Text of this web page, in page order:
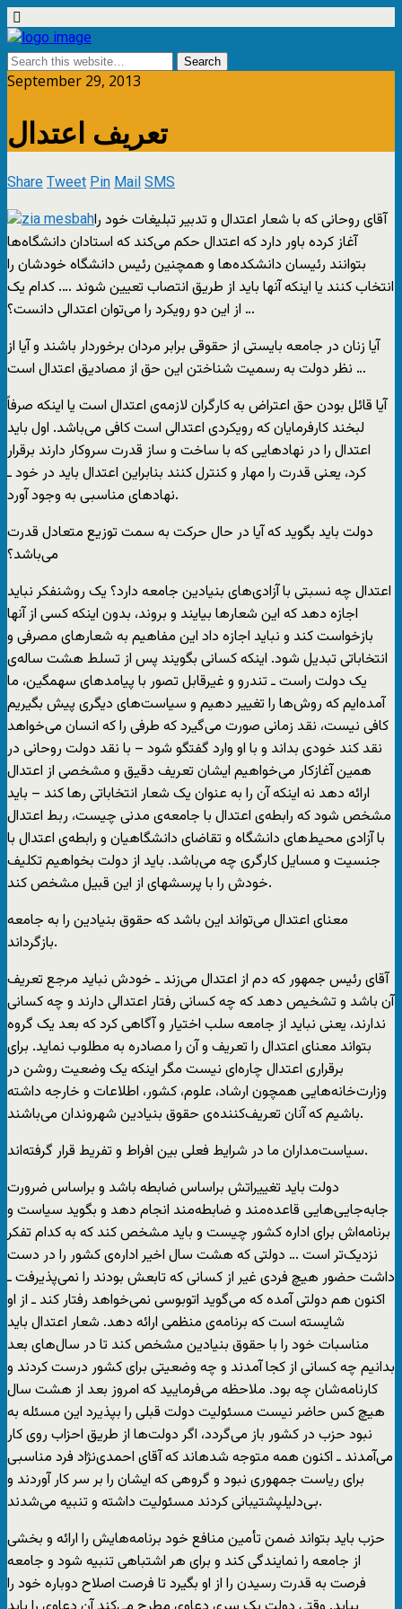
September 29, 2013
تعریف اعتدال
ShareTweetPinMailSMS
آقای روحانی که با شعار اعتدال و تدبیر تبلیغات خود را
آغاز کرده باور دارد که اعتدال حکم می‌کند که استادان دانشگاه‌ها
بتوانند رئیسان دانشکده‌ها و همچنین رئیس دانشگاه خودشان را
انتخاب کنند یا اینکه آنها باید از طریق انتصاب تعیین شوند …. کدام یک
از این دو رویکرد را می‌توان اعتدالی دانست؟ …
آیا زنان در جامعه بایستی از حقوقی برابر مردان برخوردار باشند و آیا از
نظر دولت به رسمیت شناختن این حق از مصادیق اعتدال است …
آیا قائل بودن حق اعتراض به کارگران لازمه‌ی اعتدال است یا اینکه صرفاً
لبخند کارفرمایان که رویکردی اعتدالی است کافی می‌باشد. اول باید
اعتدال را در نهادهایی که با ساخت و ساز قدرت سروکار دارند برقرار
کرد، یعنی قدرت را مهار و کنترل کنند بنابراین اعتدال باید در خود ـ
نهادهای مناسبی به وجود آورد.
دولت باید بگوید که آیا در حال حرکت به سمت توزیع متعادل قدرت
می‌باشد؟
اعتدال چه نسبتی با آزادی‌های بنیادین جامعه دارد؟ یک روشنفکر نباید
اجازه دهد که این شعارها بیایند و بروند، بدون اینکه کسی از آنها
بازخواست کند و نباید اجازه داد این مفاهیم به شعارهای مصرفی و
انتخاباتی تبدیل شود. اینکه کسانی بگویند پس از تسلط هشت ساله‌ی
یک دولت راست ـ تندرو و غیرقابل تصور با پیامدهای سهمگین، ما
آمده‌ایم که روش‌ها را تغییر دهیم و سیاست‌های دیگری پیش بگیریم
کافی نیست، نقد زمانی صورت می‌گیرد که طرفی را که انسان می‌خواهد
نقد کند خودی بداند و با او وارد گفتگو شود – با نقد دولت روحانی در
همین آغازکار می‌خواهیم ایشان تعریف دقیق و مشخصی از اعتدال
ارائه دهد نه اینکه آن را به عنوان یک شعار انتخاباتی رها کند – باید
مشخص شود که رابطه‌ی اعتدال با جامعه‌ی مدنی چیست، ربط اعتدال
با آزادی محیط‌های دانشگاه و تقاضای دانشگاهیان و رابطه‌ی اعتدال با
جنسیت و مسایل کارگری چه می‌باشد. باید از دولت بخواهیم تکلیف
خودش را با پرسشهای از این قبیل مشخص کند.
معنای اعتدال می‌تواند این باشد که حقوق بنیادین را به جامعه
بازگرداند.
آقای رئیس جمهور که دم از اعتدال می‌زند ـ خودش نباید مرجع تعریف
آن باشد و تشخیص دهد که چه کسانی رفتار اعتدالی دارند و چه کسانی
ندارند، یعنی نباید از جامعه سلب اختیار و آگاهی کرد که بعد یک گروه
بتواند معنای اعتدال را تعریف و آن را مصادره به مطلوب نماید. برای
برقراری اعتدال چاره‌ای نیست مگر اینکه یک وضعیت روشن در
وزارت‌خانه‌هایی همچون ارشاد، علوم، کشور، اطلاعات و خارجه داشته
باشیم که آنان تعریف‌‌کننده‌ی حقوق بنیادین شهروندان می‌باشند.
سیاست‌مداران ما در شرایط فعلی بین افراط و تفریط قرار گرفته‌اند.
دولت باید تغییراتش براساس ضابطه باشد و براساس ضرورت
جابه‌جایی‌هایی قاعده‌مند و ضابطه‌مند انجام دهد و بگوید سیاست و
برنامه‌اش برای اداره کشور چیست و باید مشخص کند که به کدام تفکر
نزدیک‌تر است … دولتی که هشت سال اخیر اداره‌ی کشور را در دست
داشت حضور هیچ فردی غیر از کسانی که تابعش بودند را نمی‌پذیرفت ـ
اکنون هم دولتی آمده که می‌گوید اتوبوسی نمی‌خواهد رفتار کند ـ از او
شایسته است که برنامه‌ی منظمی ارائه دهد. شعار اعتدال باید
مناسبات خود را با حقوق بنیادین مشخص کند تا در سال‌های بعد
بدانیم چه کسانی از کجا آمدند و چه وضعیتی برای کشور درست کردند و
کارنامه‌شان چه بود. ملاحظه می‌فرمایید که امروز بعد از هشت سال
هیچ کس حاضر نیست مسئولیت دولت قبلی را بپذیرد این مسئله به
نبود حزب در کشور باز می‌گردد، اگر دولت‌ها از طریق احزاب روی کار
می‌آمدند ـ اکنون همه متوجه ‌شدهاند که آقای احمدی‌نژاد فرد مناسبی
برای ریاست جمهوری نبود و گروهی که ایشان را بر سر کار آوردند و
بی‌دلیلپشتیبانی کردند مسئولیت داشته و تنبیه می‌شدند.
حزب باید بتواند ضمن تأمین منافع خود برنامه‌هایش را ارائه و بخشی
از جامعه را نمایندگی کند و برای هر اشتباهی تنبیه شود و جامعه
فرصت به قدرت رسیدن را از او بگیرد تا فرصت اصلاح دوباره خود را